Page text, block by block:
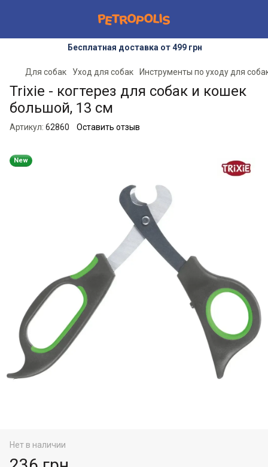
Бесплатная доставка от 499 грн
Для собак Уход для собак Инструменты по уходу для
Trixie - когтерез для собак и кошек
большой, 13 см
Артикул: 62860 Оставить отзыв
New
Нет в наличии